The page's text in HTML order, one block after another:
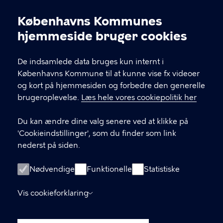
Cookieindstillinger
Københavns Kommunes
hjemmeside bruger cookies
De indsamlede data bruges kun internt i
Københavns Kommune til at kunne vise fx videoer
og kort på hjemmesiden og forbedre den generelle
brugeroplevelse. Læs hele vores cookiepolitik her
Du kan ændre dine valg senere ved at klikke på
'Cookieindstillinger', som du finder som link
nederst på siden.
Nødvendige Funktionelle Statistiske
Vis cookieforklaring
KONTAKT
FishTank Social Hub, Ingerslevsgade 44, 1705
København V.
vesterbrolokaludvalg@okf.kk.dk
LINKS
Tilgængelighedserklæring
Behandling af personoplysninger i